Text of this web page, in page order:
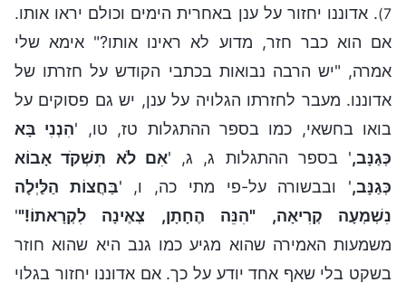
7) . אדוננו יחזור על ענן באחרית הימים וכולם יראו אותו.
אם הוא כבר חזר, מדוע לא ראינו אותו?" אימא שלי
אמרה, "יש הרבה נבואות בכתבי הקודש על חזרתו של
אדוננו. מעבר לחזרתו הגלויה על ענן, יש גם פסוקים על
בואו בחשאי, כמו בספר ההתגלות טז, טו, 'הִנְנִי בָּא
כְּגַנָּב,' בספר ההתגלות ג, ג, 'אִם לֹא תִּשְׁקֺד אָבוֹא
כְּגַנָּב,' ובבשורה על-פי מתי כה, ו, 'בַּחֲצוֹת הַלַּיְלָה
נִשְׁמְעָה קְרִיאָה, "הִנֵּה הֶחָתָן, צְאֶינָה לִקְרָאתוֹ!"'
משמעות האמירה שהוא מגיע כמו גנב היא שהוא חוזר
בשקט בלי שאף אחד יודע על כך. אם אדוננו יחזור בגלוי